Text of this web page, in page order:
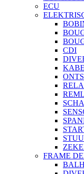
ECU
CDI
FRAME